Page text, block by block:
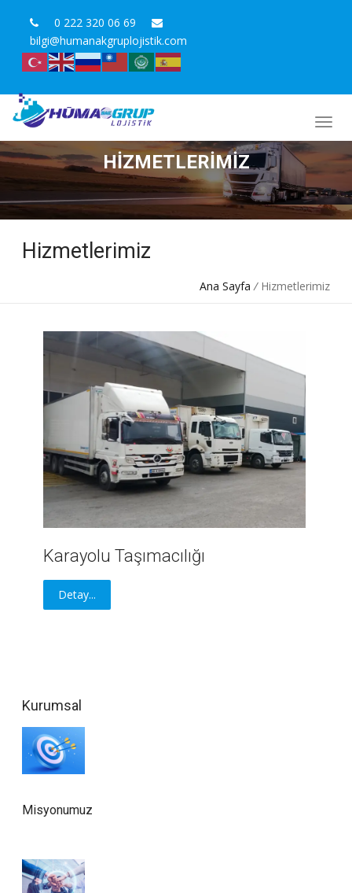
0 222 320 06 69
bilgi@humanakgruplojistik.com
HIZMETLERIMIZ
Hizmetlerimiz
Ana Sayfa / Hizmetlerimiz
Karayolu Taşımacılığı
Detay...
Kurumsal
Misyonumuz